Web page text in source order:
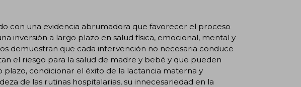
con una evidencia abrumadora que favorecer el proceso
inversión a largo plazo en salud física, emocional, mental y
demuestran que cada intervención no necesaria conduce
el riesgo para la salud de madre y bebé y que pueden
plazo, condicionar el éxito de la lactancia materna y
de las rutinas hospitalarias, su innecesariedad en la